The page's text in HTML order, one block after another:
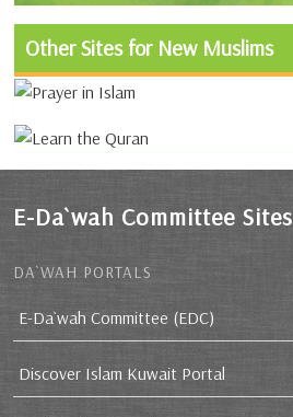
Other Sites for New Muslims
E-Da`wah Committee Sites
DA`WAH PORTALS
E-Da`wah Committee (EDC)
Discover Islam Kuwait Portal